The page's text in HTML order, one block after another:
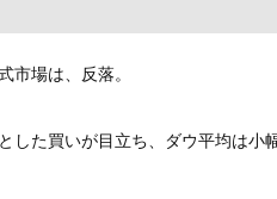
市場は、反落。
した買いが目立ち、ダウ平均は小